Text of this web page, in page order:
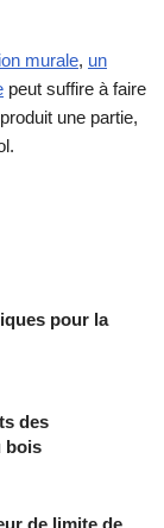
murale, un
peut suffire à faire
une partie,
pour la
des
bois